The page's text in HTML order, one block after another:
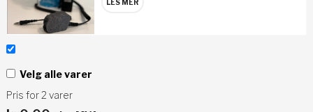
LES MER
Velg alle varer
Pris for2 varer